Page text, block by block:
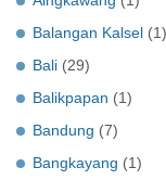
Balangan Kalsel (1)
Bali (29)
Balikpapan (1)
Bandung (7)
Bangkayang (1)